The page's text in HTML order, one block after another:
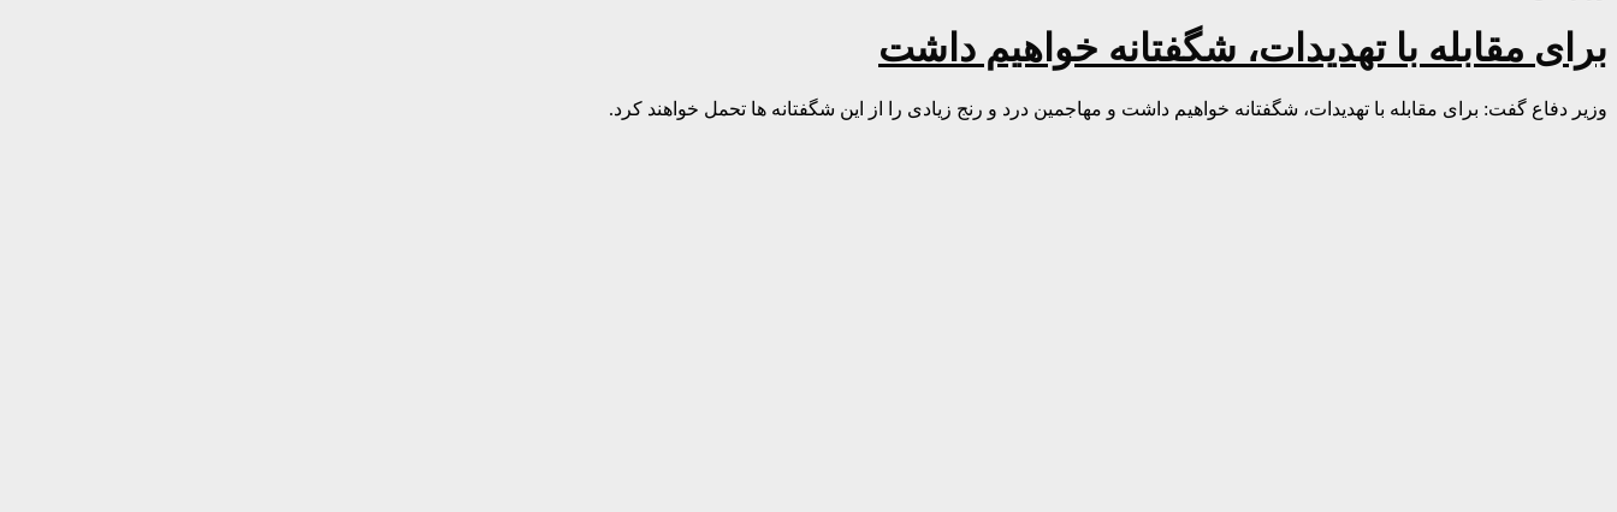
برای مقابله با تهدیدات، شگفتانه خواهیم داشت
وزیر دفاع گفت: برای مقابله با تهدیدات، شگفتانه خواهیم داشت و مهاجمین درد و رنج زیادی را از این شگفتانه ها تحمل خواهند کرد.